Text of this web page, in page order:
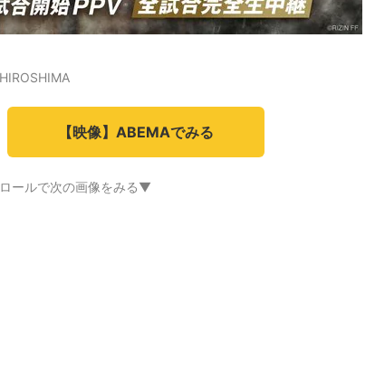
【映像】ABEMAでみる
ールで次の画像をみる▼